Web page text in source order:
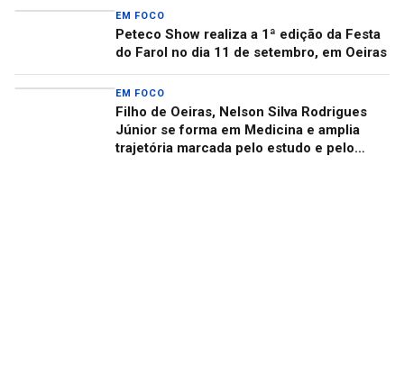
EM FOCO
Peteco Show realiza a 1ª edição da Festa
do Farol no dia 11 de setembro, em Oeiras
EM FOCO
Filho de Oeiras, Nelson Silva Rodrigues
Júnior se forma em Medicina e amplia
trajetória marcada pelo estudo e pelo